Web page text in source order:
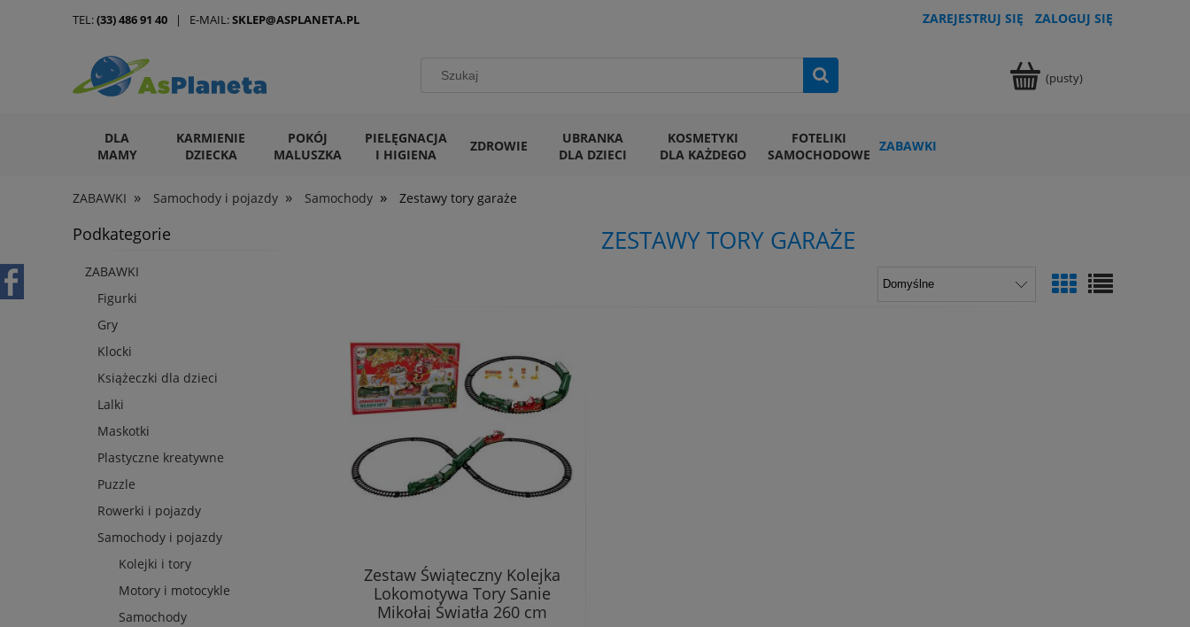
ZAREJESTRUJ SIĘ ZALOGUJ SIĘ
(pusty)
DLA
MAMY
KARMIENIE
DZIECKA
POKÓJ
MALUSZKA
PIELĘGNACJA
I HIGIENA
ZDROWIE
UBRANKA
DLA DZIECI
KOSMETYKI
DLA KAŻDEGO
FOTELIKI
SAMOCHODOWE ZABAWKI
ARTYKUŁY DLA ZWIERZĄT
ZABAWKI » Samochody i pojazdy » Samochody » Zestawy tory garaże
TEL:(33) 486 91 40 | E-MAIL:SKLEP@ASPLANETA.PL
Podkategorie
ZABAWKI
Figurki
Gry
Klocki
Książeczki dla dzieci
Lalki
Maskotki
Plastyczne kreatywne
Puzzle
Rowerki i pojazdy
Samochody i pojazdy
Kolejki i tory
Motory i motocykle
Samochody
ZESTAWY TORY GARAŻE
Zestaw Świąteczny Kolejka
Lokomotywa Tory Sanie
Mikołaj Światła 260 cm